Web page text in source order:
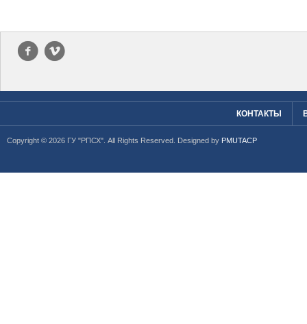
f v
КОНТАКТЫ
Copyright © 2026 ГУ "РПСХ". All Rights Reserved. Designed by PMUTACP